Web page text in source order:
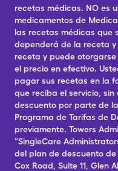
recetas médicas. NO es
medicamentos de
las recetas médicas que
dependerá de la receta
receta y puede
el precio en efectivo.
pagar sus recetas en la
que reciba el servicio,
descuento por parte de
Programa de Tarifas de
previamente. Towers
“SingleCare
del plan de descuento
Cox Road, Suite 11, Glen